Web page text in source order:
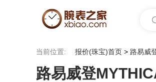
当前位置: 报价(珠宝)首页 > 路易威
路易威登